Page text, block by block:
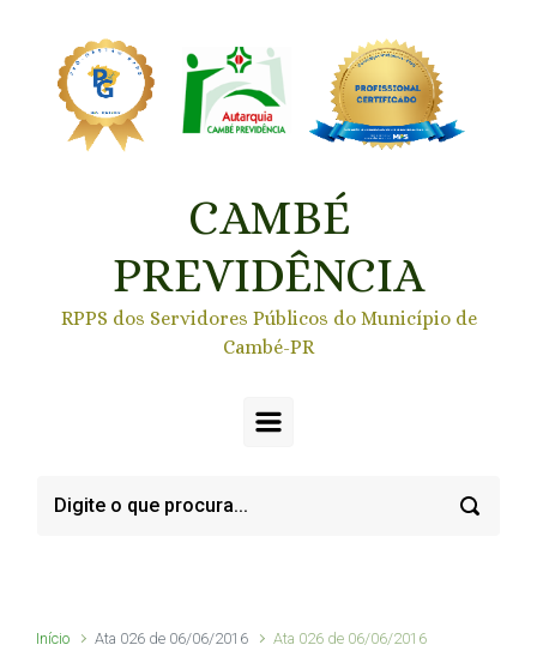
CAMBÉ
PREVIDÊNCIA
RPPS dos Servidores Públicos do Município de
Cambé-PR
Início Ata 026 de 06/06/2016 Ata 026 de 06/06/2016